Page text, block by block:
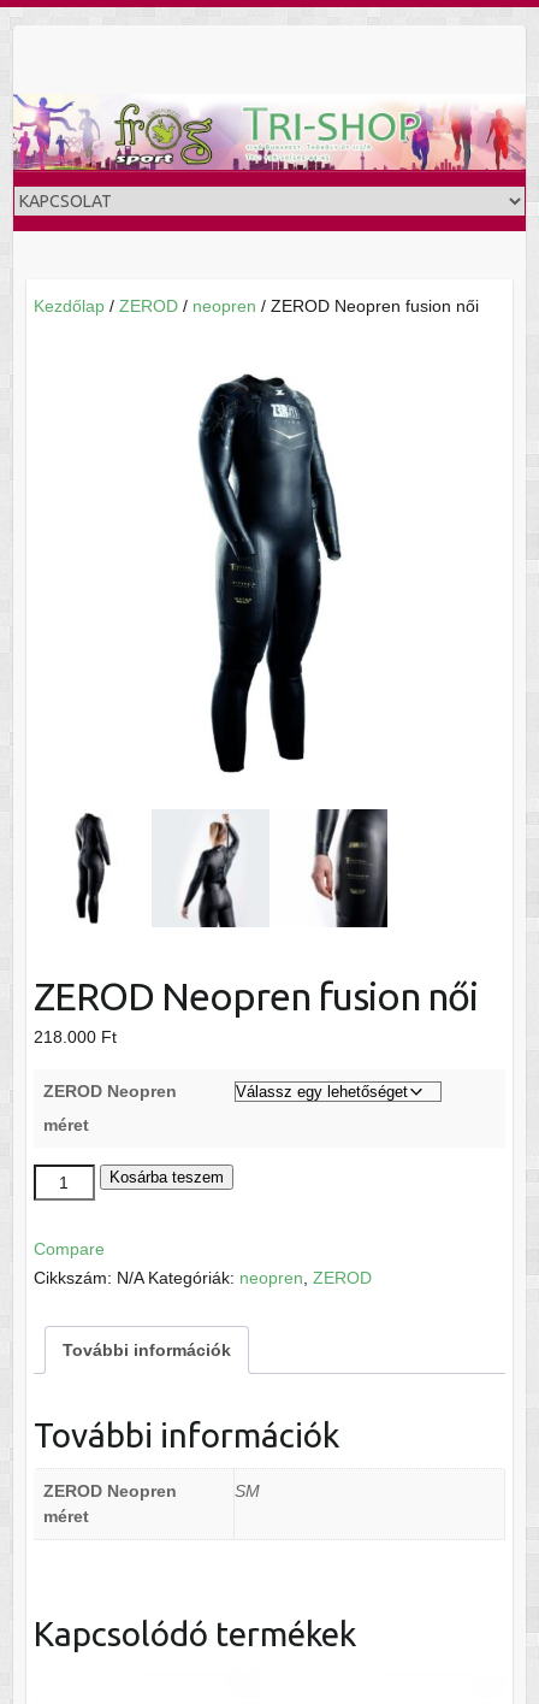
Skip
Kezdőlap/ ZEROD/ neopren / ZEROD Neopren fusion női
ZEROD Neopren fusion női
218.000 Ft
ZEROD Neopren
méret
ZEROD
Neopren
Kosárba teszem
Compare
Cikkszám: N/A Kategóriák: neopren ZEROD
További információk
További információk
ZEROD Neopren
méret
SM
Kapcsolódó termékek